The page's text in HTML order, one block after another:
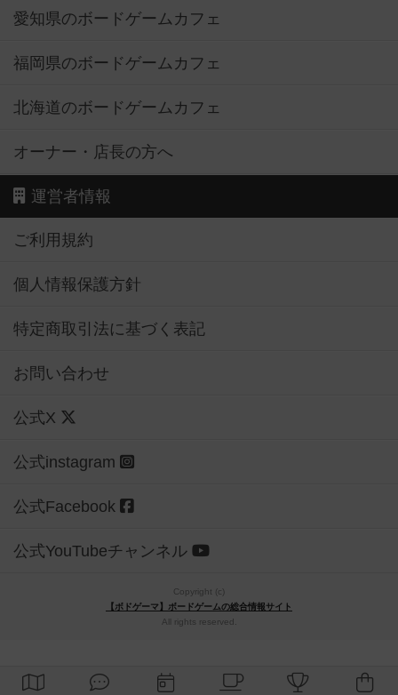
愛知県のボードゲームカフェ
福岡県のボードゲームカフェ
北海道のボードゲームカフェ
オーナー・店長の方へ
運営者情報
ご利用規約
個人情報保護方針
特定商取引法に基づく表記
お問い合わせ
公式X
公式instagram
公式Facebook
公式YouTubeチャンネル
Copyright (c)
【ボドゲーマ】ボードゲームの総合情報サイト
All rights reserved.